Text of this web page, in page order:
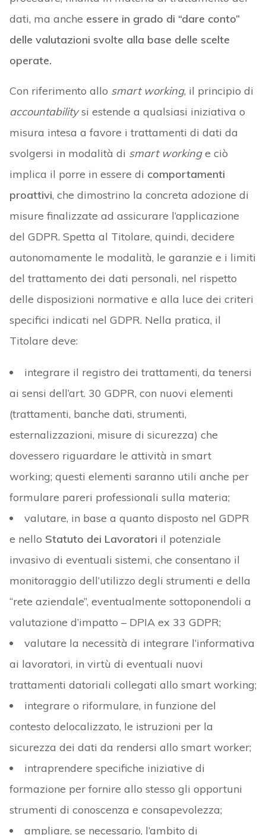
dati, ma anche essere in grado di “dare conto”
delle valutazioni svolte alla base delle scelte
operate.
Con riferimento allo smart working, il principio di
accountabilitysi estende a qualsiasi iniziativa o
misura intesa a favore i trattamenti di dati da
svolgersi in modalità di smart workinge ciò
implica il porre in essere di comportamenti
proattivi, che dimostrino la concreta adozione di
misure finalizzate ad assicurare l’applicazione
del GDPR. Spetta al Titolare, quindi, decidere
autonomamente le modalità, le garanzie e i limiti
del trattamento dei dati personali, nel rispetto
delle disposizioni normative e alla luce dei criteri
specifici indicati nel GDPR. Nella pratica, il
Titolare deve:
integrare il registro dei trattamenti, da tenersi
ai sensi dell’art. 30 GDPR, con nuovi elementi
(trattamenti, banche dati, strumenti,
esternalizzazioni, misure di sicurezza) che
dovessero riguardare le attività in smart
working; questi elementi saranno utili anche per
formulare pareri professionali sulla materia;
valutare, in base a quanto disposto nel GDPR
e nello Statuto dei Lavoratori il potenziale
invasivo di eventuali sistemi, che consentano il
monitoraggio dell’utilizzo degli strumenti e della
“rete aziendale”, eventualmente sottoponendoli a
valutazione d’impatto – DPIA ex 33 GDPR;
valutare la necessità di integrare l’informativa
ai lavoratori, in virtù di eventuali nuovi
trattamenti datoriali collegati allo smart working;
integrare o riformulare, in funzione del
contesto delocalizzato, le istruzioni per la
sicurezza dei dati da rendersi allo smart worker;
intraprendere specifiche iniziative di
formazione per fornire allo stesso gli opportuni
strumenti di conoscenza e consapevolezza;
ampliare, se necessario, l’ambito di